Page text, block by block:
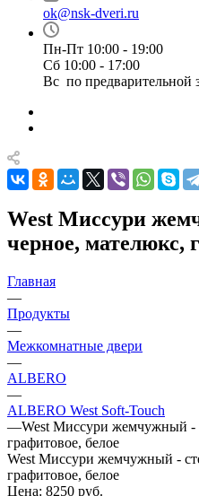
ok@nsk-dveri.ru
Пн-Пт 10:00 - 19:00
Сб 10:00 - 17:00
Вс по предварительной
West Миссури
черное, мателюкс,
Главная
—
Продукты
—
Межкомнатные двери
—
ALBERO
—
ALBERO West Soft-Touch
—West Миссури жемчужный -
графитовое, белое
West Миссури жемчужный -
графитовое, белое
Цена: 8250 руб.